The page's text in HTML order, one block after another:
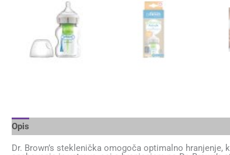
Opis
Dr. Brown’s steklenička omogoča optimalno